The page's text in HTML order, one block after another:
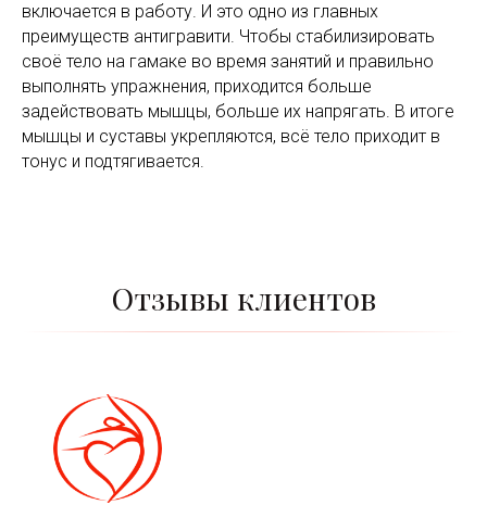
включается в работу. И это одно из главных
преимуществ антигравити. Чтобы стабилизировать
своё тело на гамаке во время занятий и правильно
выполнять упражнения, приходится больше
задействовать мышцы, больше их напрягать. В итоге
мышцы и суставы укрепляются, всё тело приходит в
тонус и подтягивается.
Отзывы клиентов